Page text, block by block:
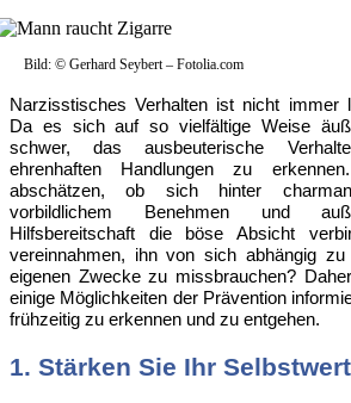
Bild: © Gerhard Seybert – Fotolia.com
Narzisstisches Verhalten ist nicht immer
Da es sich auf so vielfältige Weise
schwer, das ausbeuterische
ehrenhaften Handlungen zu
abschätzen, ob sich hinter
vorbildlichem Benehmen und
Hilfsbereitschaft die böse Absicht
vereinnahmen, ihn von sich abhängig
eigenen Zwecke zu missbrauchen?
einige Möglichkeiten der Prävention
frühzeitig zu erkennen und zu entgehen.
1. Stärken Sie Ihr